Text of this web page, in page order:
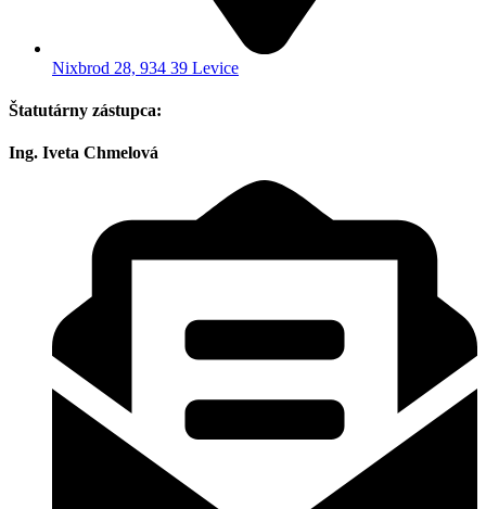
Nixbrod 28, 934 39 Levice
Štatutárny zástupca:
Ing. Iveta Chmelová